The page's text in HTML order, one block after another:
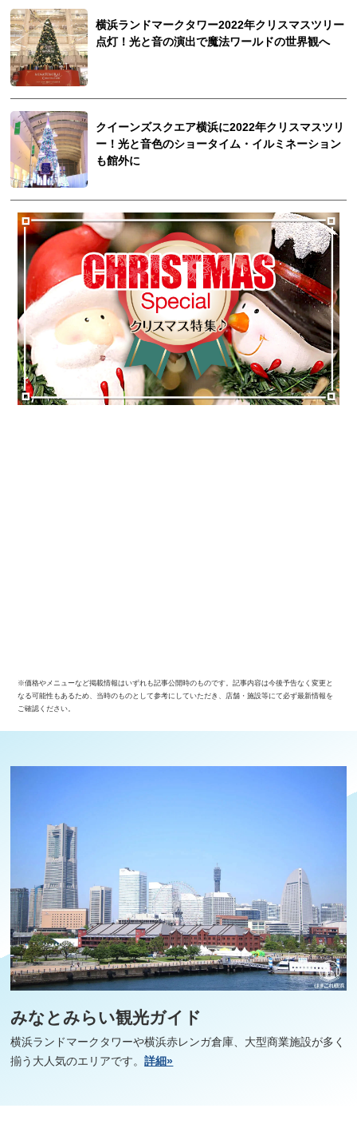
横浜ランドマークタワー2022年クリスマスツリー
点灯！光と音の演出で魔法ワールドの世界観へ
クイーンズスクエア横浜に2022年クリスマスツリ
ー！光と音色のショータイム・イルミネーション
も館外に
※価格やメニューなど掲載情報はいずれも記事公開時のものです。記事内容は今後予告なく変更と
なる可能性もあるため、当時のものとして参考にしていただき、店舗・施設等にて必ず最新情報を
ご確認ください。
みなとみらい観光ガイド
横浜ランドマークタワーや横浜赤レンガ倉庫、大型商業施設が多く
揃う大人気のエリアです。詳細»